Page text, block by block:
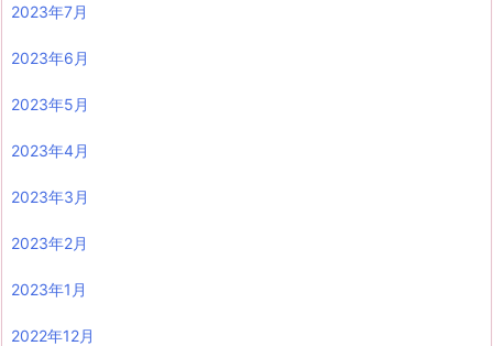
2023年7月
2023年6月
2023年5月
2023年4月
2023年3月
2023年2月
2023年1月
2022年12月